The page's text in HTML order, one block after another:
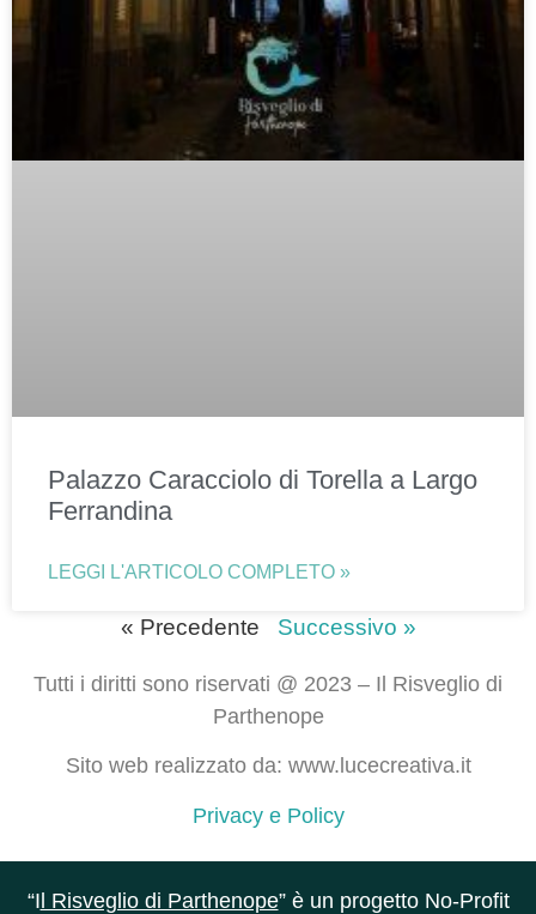
Palazzo Caracciolo di Torella a Largo
Ferrandina
LEGGI L'ARTICOLO COMPLETO »
« Precedente Successivo »
Tutti i diritti sono riservati @ 2023 – Il Risveglio di
Parthenope
Sito web realizzato da: www.lucecreativa.it
Privacy e Policy
“Il Risveglio di Parthenope” è un progetto No-Profit